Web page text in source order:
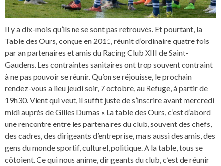
Il y a dix-mois qu’ils ne se sont pas retrouvés. Et pourtant, la
Table des Ours, conçue en 2015, réunit d’ordinaire quatre fois
par an partenaires et amis du Racing Club XIII de Saint-
Gaudens. Les contraintes sanitaires ont trop souvent contraint
à ne pas pouvoir se réunir. Qu’on se réjouisse, le prochain
rendez-vous a lieu jeudi soir, 7 octobre, au Refuge, à partir de
19h30. Vient qui veut, il suffit juste de s’inscrire avant mercredi
midi auprès de Gilles Dumas « La table des Ours, c’est d’abord
une rencontre entre les partenaires du club, souvent des chefs,
des cadres, des dirigeants d’entreprise, mais aussi des amis, des
gens du monde sportif, culturel, politique. A la table, tous se
côtoient. Ce qui nous anime, dirigeants du club, c’est de réunir